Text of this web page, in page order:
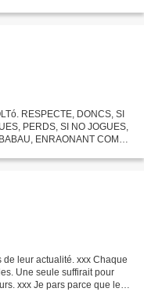
RESPECTE, DONCS, SI
PERDS, SI NO JOGUES,
ENRAONANT COM
leur actualité. xxx Chaque
Une seule suffirait pour
xxx Je pars parce que le